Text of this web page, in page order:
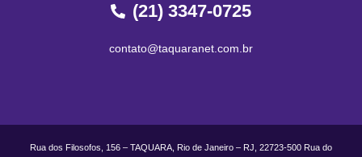
(21) 3347-0725
contato@taquaranet.com.br
Rua dos Filosofos, 156 – TAQUARA, Rio de Janeiro – RJ, 22723-500 Rua do